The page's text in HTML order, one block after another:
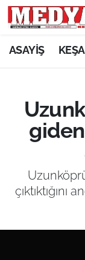
ASAYİŞKEŞAN
ASAYİŞ
SİYASET
GÜNDEM
EKONOMİ
SAĞLIK